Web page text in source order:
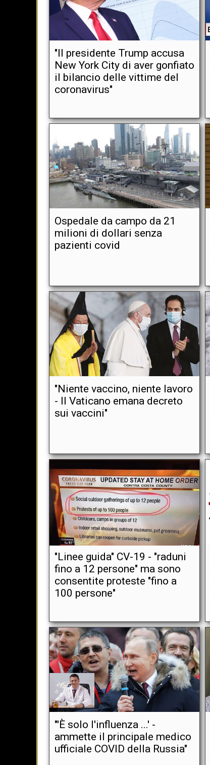
"Il presidente Trump accusa
New York City di aver gonfiato
il bilancio delle vittime del
coronavirus"
Ospedale da campo da 21
milioni di dollari senza
pazienti covid
"Niente vaccino, niente lavoro
- Il Vaticano emana decreto
sui vaccini"
"Linee guida" CV-19 - "raduni
fino a 12 persone" ma sono
consentite proteste "fino a
100 persone"
"'È solo l'influenza ...' -
ammette il principale medico
ufficiale COVID della Russia"